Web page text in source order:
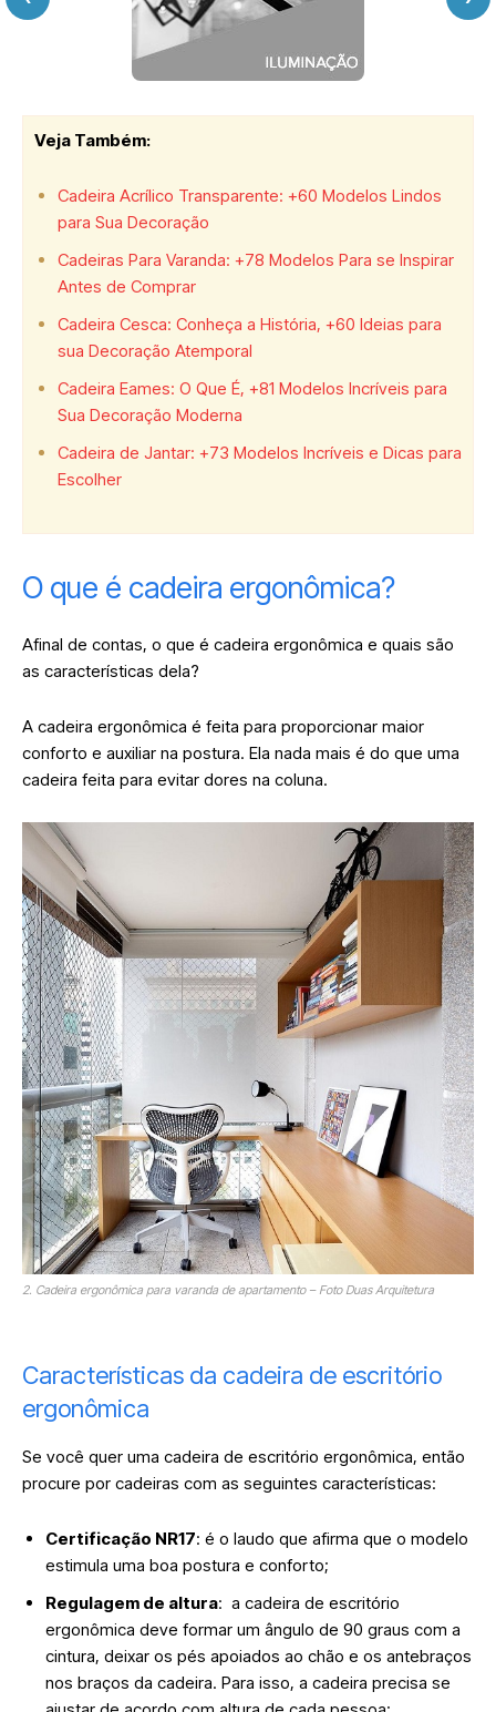
Veja Também:
Cadeira Acrílico Transparente: +60 Modelos Lindos
para Sua Decoração
Cadeiras Para Varanda: +78 Modelos Para se Inspirar
Antes de Comprar
Cadeira Cesca: Conheça a História, +60 Ideias para
sua Decoração Atemporal
Cadeira Eames: O Que É, +81 Modelos Incríveis para
Sua Decoração Moderna
Cadeira de Jantar: +73 Modelos Incríveis e Dicas para
Escolher
O que é cadeira ergonômica?
Afinal de contas, o que é cadeira ergonômica e quais são
as características dela?
A cadeira ergonômica é feita para proporcionar maior
conforto e auxiliar na postura. Ela nada mais é do que uma
cadeira feita para evitar dores na coluna.
2. Cadeira ergonômica para varanda de apartamento – Foto Duas Arquitetura
Características da cadeira de escritório
ergonômica
Se você quer uma cadeira de escritório ergonômica, então
procure por cadeiras com as seguintes características:
Certificação NR17: é o laudo que afirma que o modelo
estimula uma boa postura e conforto;
Regulagem de altura: a cadeira de escritório
ergonômica deve formar um ângulo de 90 graus com a
cintura, deixar os pés apoiados ao chão e os antebraços
nos braços da cadeira. Para isso, a cadeira precisa se